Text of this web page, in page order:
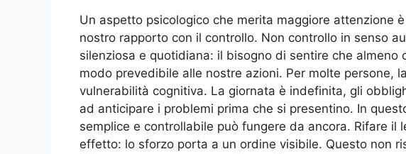
Un aspetto psicologico che merita maggiore attenzione
nostro rapporto con il controllo. Non controllo in senso
silenziosa e quotidiana: il bisogno di sentire che almeno
modo prevedibile alle nostre azioni. Per molte persone,
vulnerabilità cognitiva. La giornata è indefinita, gli
ad anticipare i problemi prima che si presentino. In
semplice e controllabile può fungere da ancora. Rifare il
effetto: lo sforzo porta a un ordine visibile. Questo non